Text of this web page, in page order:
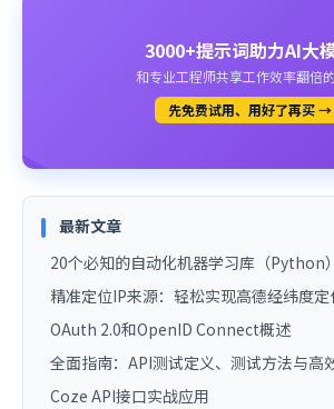
3000+提示词助力AI大
和专业工程师共享工作效率翻倍
先免费试用、用好了再买 →
最新文章
20个必知的自动化机器学习库（Python）
精准定位IP来源：轻松实现高德经纬度
OAuth 2.0和OpenID Connect概述
全面指南：API测试定义、测试方法与高
Coze API接口实战应用